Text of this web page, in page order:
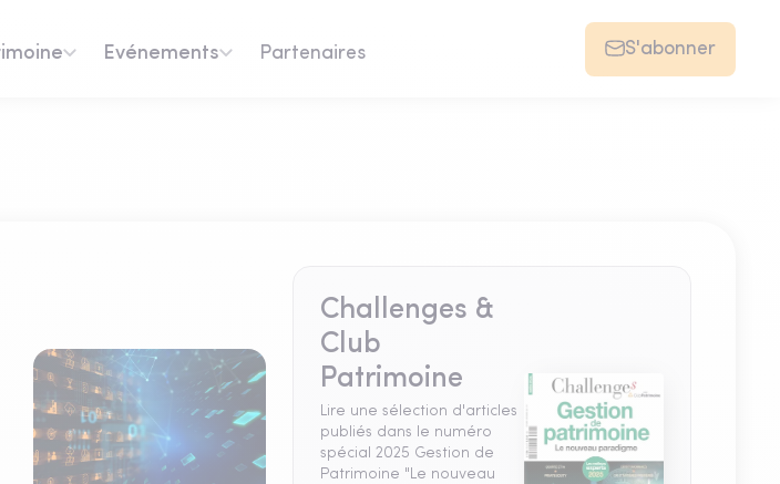
Evénements Partenaires S'abonner
Challenges &
Club
Patrimoine
Lire une sélection d'articles
publiés dans le numéro
spécial 2025 Gestion de
Patrimoine "Le nouveau